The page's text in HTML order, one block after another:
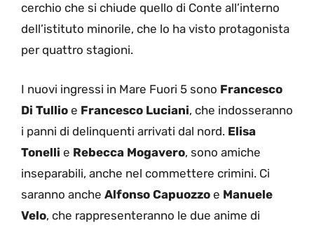
cerchio che si chiude quello di Conte all’interno
dell’istituto minorile, che lo ha visto protagonista
per quattro stagioni.
I nuovi ingressi in Mare Fuori 5 sono Francesco
Di Tullio e Francesco Luciani, che indosseranno
i panni di delinquenti arrivati dal nord. Elisa
Tonelli e Rebecca Mogavero, sono amiche
inseparabili, anche nel commettere crimini. Ci
saranno anche Alfonso Capuozzo e Manuele
Velo, che rappresenteranno le due anime di